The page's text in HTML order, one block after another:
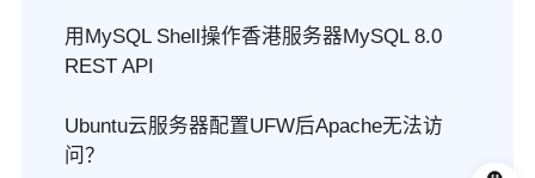
用MySQL Shell操作香港服务器MySQL 8.0
REST API
Ubuntu云服务器配置UFW后Apache无法访
问？